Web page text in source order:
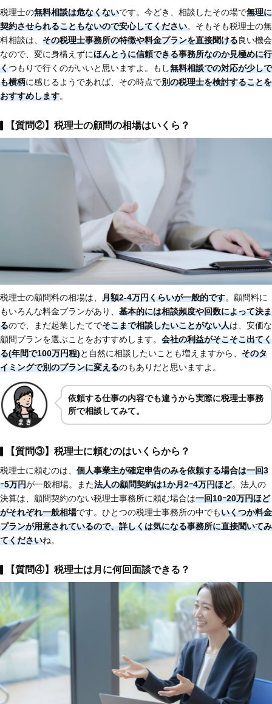
税理士の無料相談は危なくないです。今どき、相談したその場で無理に
契約させられることもないので安心してください。そもそも税理士の無
料相談は、 その税理士事務所の特徴や料金プランを直接聞ける良い機会
なので、変に身構えずにほんとうに信頼できる事務所なのか見極めに行
くつもりで行くのがいいと思いますよ。もし無料相談での対応が少しで
も横柄に感じるようであれば、その時点で別の税理士を検討することを
おすすめします。
【質問②】税理士の顧問の相場はいくら？
税理士の顧問料の相場は、 月額2-4万円くらいが一般的です。顧問料に
もいろんな料金プランがあり、 基本的には相談頻度や回数によって決ま
るので、まだ起業したてでそこまで相談したいことがない人は、安価な
顧問プランを選ぶことをおすすめします。 会社の利益がそこそこ出てく
る(年間で100万円程)と自然に相談したいことも増えますから、 そのタ
イミングで別のプランに変えるのもありだと思いますよ。
依頼する仕事の内容でも違うから実際に税理士事務
所で相談してみて。
【質問③】税理士に頼むのはいくらから？
税理士に頼むのは、 個人事業主が確定申告のみを依頼する場合は一回3
ｰ5万円が一般相場。また法人の顧問契約は1か月2ｰ4万円ほど。法人の
決算は、顧問契約のない税理士事務所に頼む場合は一回10ｰ20万円ほど
がそれぞれ一般相場です。ひとつの税理士事務所の中でもいくつか料金
プランが用意されているので、詳しくは気になる事務所に直接聞いてみ
てくださいね。
【質問④】税理士は月に何回面談できる？